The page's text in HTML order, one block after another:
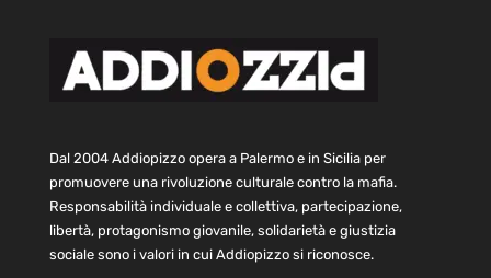
Dal 2004 Addiopizzo opera a Palermo e in Sicilia per
promuovere una rivoluzione culturale contro la mafia.
Responsabilità individuale e collettiva, partecipazione,
libertà, protagonismo giovanile, solidarietà e giustizia
sociale sono i valori in cui Addiopizzo si riconosce.